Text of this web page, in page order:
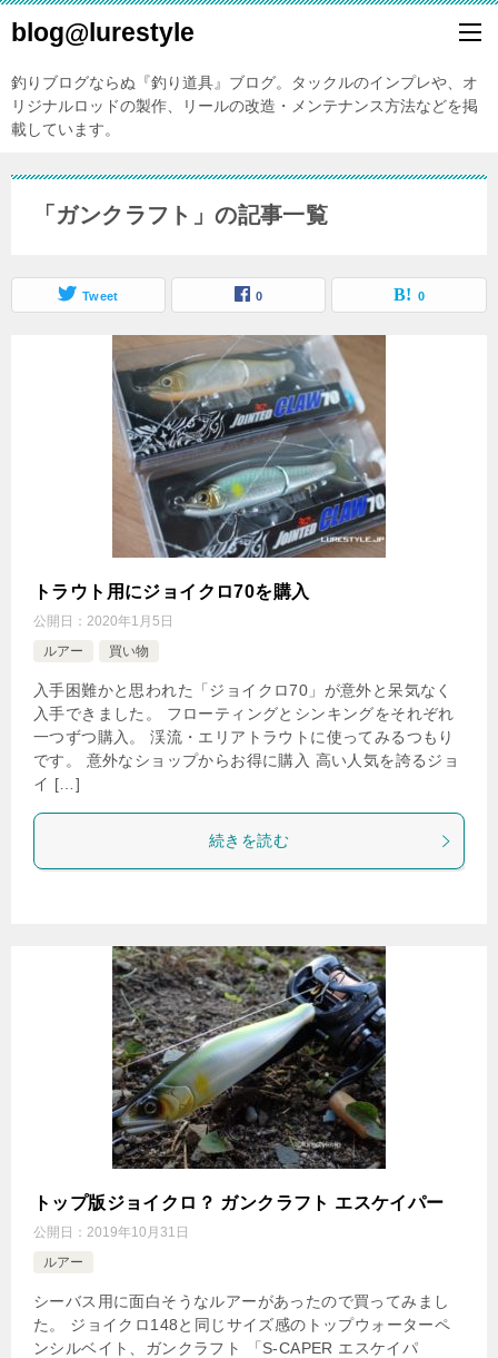
blog@lurestyle
釣りブログならぬ『釣り道具』ブログ。タックルのインプレや、オ
リジナルロッドの製作、リールの改造・メンテナンス方法などを掲
載しています。
「ガンクラフト」の記事一覧
Tweet 0 0
トラウト用にジョイクロ70を購入
公開日： 2020年1月5日
ルアー
買い物
入手困難かと思われた「ジョイクロ70」が意外と呆気なく
入手できました。 フローティングとシンキングをそれぞれ
一つずつ購入。 渓流・エリアトラウトに使ってみるつもり
です。 意外なショップからお得に購入 高い人気を誇るジョ
イ […]
続きを読む
トップ版ジョイクロ？ ガンクラフト エスケイパー
公開日： 2019年10月31日
ルアー
シーバス用に面白そうなルアーがあったので買ってみまし
た。 ジョイクロ148と同じサイズ感のトップウォーターペ
ンシルベイト、ガンクラフト 「S-CAPER エスケイパ